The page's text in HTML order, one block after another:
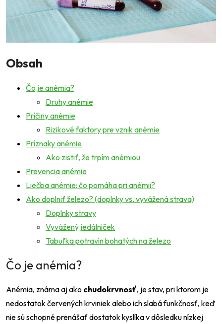
Obsah
Čo je anémia?
Druhy anémie
Príčiny anémie
Rizikové faktory pre vznik anémie
Príznaky anémie
Ako zistiť, že trpím anémiou
Prevencia anémie
Liečba anémie: čo pomáha pri anémii?
Ako doplniť železo? (doplnky vs. vyvážená strava)
Doplnky stravy
Vyvážený jedálniček
Tabuľka potravín bohatých na železo
Čo je anémia?
Anémia, známa aj ako chudokrvnosť, je stav, pri ktorom je
nedostatok červených krviniek alebo ich slabá funkčnosť, keď
nie sú schopné prenášať dostatok kyslíka v dôsledku nízkej